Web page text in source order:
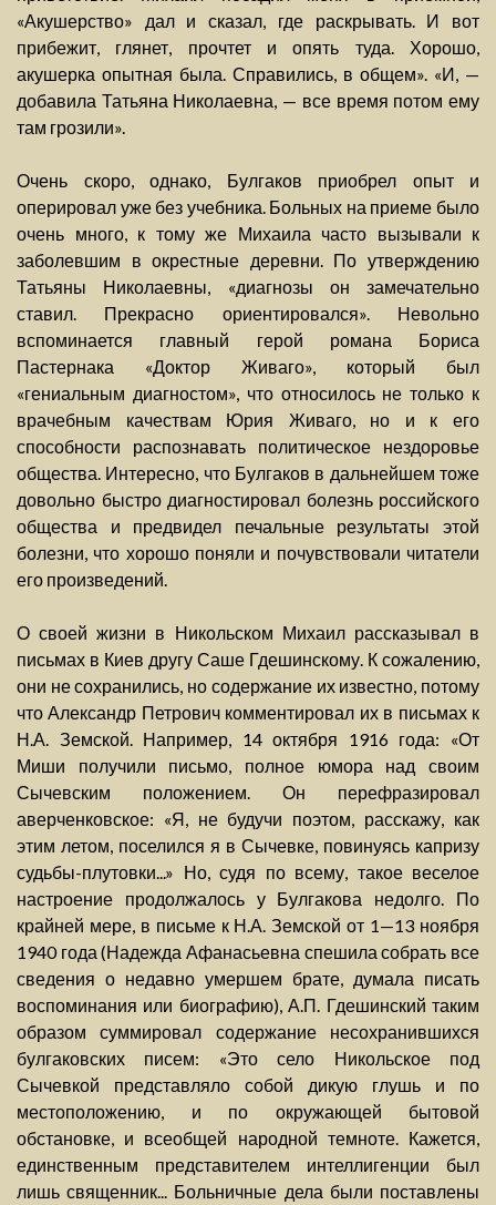
«Акушерство» дал и сказал, где раскрывать. И вот
прибежит, глянет, прочтет и опять туда. Хорошо,
акушерка опытная была. Справились, в общем». «И, —
добавила Татьяна Николаевна, — все время потом ему
там грозили».
Очень скоро, однако, Булгаков приобрел опыт и
оперировал уже без учебника. Больных на приеме было
очень много, к тому же Михаила часто вызывали к
заболевшим в окрестные деревни. По утверждению
Татьяны Николаевны, «диагнозы он замечательно
ставил. Прекрасно ориентировался». Невольно
вспоминается главный герой романа Бориса
Пастернака «Доктор Живаго», который был
«гениальным диагностом», что относилось не только к
врачебным качествам Юрия Живаго, но и к его
способности распознавать политическое нездоровье
общества. Интересно, что Булгаков в дальнейшем тоже
довольно быстро диагностировал болезнь российского
общества и предвидел печальные результаты этой
болезни, что хорошо поняли и почувствовали читатели
его произведений.
О своей жизни в Никольском Михаил рассказывал в
письмах в Киев другу Саше Гдешинскому. К сожалению,
они не сохранились, но содержание их известно, потому
что Александр Петрович комментировал их в письмах к
Н.А. Земской. Например, 14 октября 1916 года: «От
Миши получили письмо, полное юмора над своим
Сычевским положением. Он перефразировал
аверченковское: «Я, не будучи поэтом, расскажу, как
этим летом, поселился я в Сычевке, повинуясь капризу
судьбы-плутовки...» Но, судя по всему, такое веселое
настроение продолжалось у Булгакова недолго. По
крайней мере, в письме к Н.А. Земской от 1—13 ноября
1940 года (Надежда Афанасьевна спешила собрать все
сведения о недавно умершем брате, думала писать
воспоминания или биографию), А.П. Гдешинский таким
образом суммировал содержание несохранившихся
булгаковских писем: «Это село Никольское под
Сычевкой представляло собой дикую глушь и по
местоположению, и по окружающей бытовой
обстановке, и всеобщей народной темноте. Кажется,
единственным представителем интеллигенции был
лишь священник... Больничные дела были поставлены